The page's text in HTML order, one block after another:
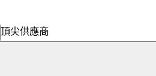
頂尖供應商